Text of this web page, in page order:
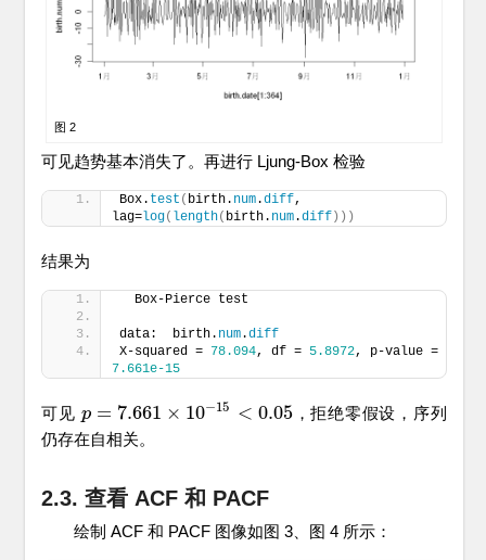
图 2
可见趋势基本消失了。再进行 Ljung-Box 检验
Box. test ( birth. num.diff,
lag=log( length( birth. num.diff)))
结果为
  Box-Pierce test
data:  birth. num.diff
X-squared = 78.094, df = 5.8972
7.661e-15
可见 p = 7.661 × 10−15 < 0.05
p=7.661×10 −15<0.05
，拒绝零假设，序列
仍存在自相关。
2.3. 查看 ACF 和 PACF
绘制 ACF 和 PACF 图像如图 3、图 4 所示：